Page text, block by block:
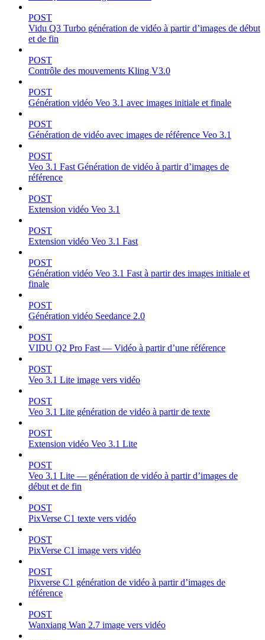
POST
Vidu Q3 Turbo génération de vidéo à partir d’images de début
et de fin
POST
Contrôle des mouvements Kling V3.0
POST
Génération vidéo Veo 3.1 avec images initiale et finale
POST
Génération de vidéo avec images de référence Veo 3.1
POST
Veo 3.1 Fast Génération de vidéo à partir d’images de
référence
POST
Extension vidéo Veo 3.1
POST
Extension vidéo Veo 3.1 Fast
POST
Génération vidéo Veo 3.1 Fast à partir des images initiale et
finale
POST
Génération vidéo Seedance 2.0
POST
VIDU Q2 Pro Fast — Vidéo à partir d’une référence
POST
Veo 3.1 Lite image vers vidéo
POST
Veo 3.1 Lite génération de vidéo à partir de texte
POST
Extension vidéo Veo 3.1 Lite
POST
Veo 3.1 Lite — génération de vidéo à partir d’images de
début et de fin
POST
PixVerse C1 texte vers vidéo
POST
PixVerse C1 image vers vidéo
POST
Pixverse C1 génération de vidéo à partir d’images de
référence
POST
Wanxiang Wan 2.7 image vers vidéo